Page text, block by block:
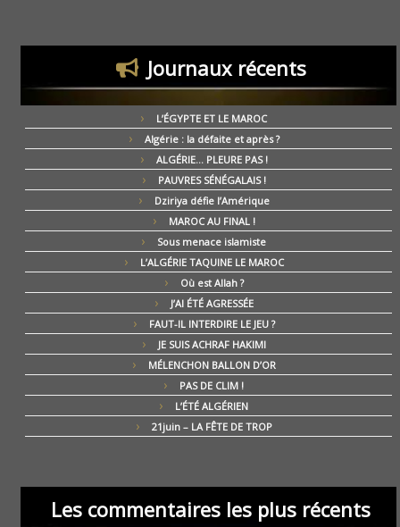
Journaux récents
L’ÉGYPTE ET LE MAROC
Algérie : la défaite et après ?
ALGÉRIE… PLEURE PAS !
PAUVRES SÉNÉGALAIS !
Dziriya défie l’Amérique
MAROC AU FINAL !
Sous menace islamiste
L’ALGÉRIE TAQUINE LE MAROC
Où est Allah ?
J’AI ÉTÉ AGRESSÉE
FAUT-IL INTERDIRE LE JEU ?
JE SUIS ACHRAF HAKIMI
MÉLENCHON BALLON D’OR
PAS DE CLIM !
L’ÉTÉ ALGÉRIEN
21juin – LA FÊTE DE TROP
Les commentaires les plus récents